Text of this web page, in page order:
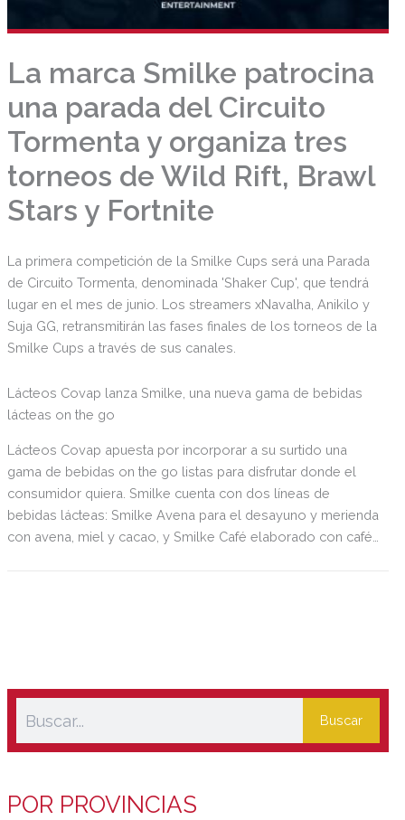
La marca Smilke patrocina
una parada del Circuito
Tormenta y organiza tres
torneos de Wild Rift, Brawl
Stars y Fortnite
La primera competición de la Smilke Cups será una Parada
de Circuito Tormenta, denominada 'Shaker Cup', que tendrá
lugar en el mes de junio. Los streamers xNavalha, Anikilo y
Suja GG, retransmitirán las fases finales de los torneos de la
Smilke Cups a través de sus canales.
Lácteos Covap lanza Smilke, una nueva gama de bebidas
lácteas on the go
Lácteos Covap apuesta por incorporar a su surtido una
gama de bebidas on the go listas para disfrutar donde el
consumidor quiera. Smilke cuenta con dos líneas de
bebidas lácteas: Smilke Avena para el desayuno y merienda
con avena, miel y cacao, y Smilke Café elaborado con café
Buscar
POR PROVINCIAS